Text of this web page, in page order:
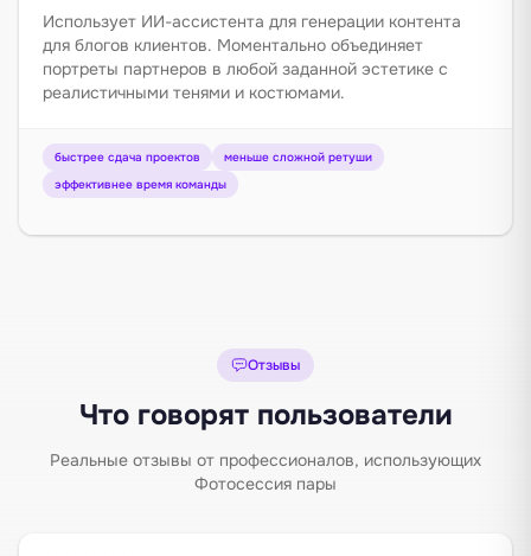
Использует ИИ-ассистента для генерации контента
для блогов клиентов. Моментально объединяет
портреты партнеров в любой заданной эстетике с
реалистичными тенями и костюмами.
быстрее сдача проектов
меньше сложной ретуши
эффективнее время команды
Отзывы
Что говорят пользователи
Реальные отзывы от профессионалов, использующих
Фотосессия пары